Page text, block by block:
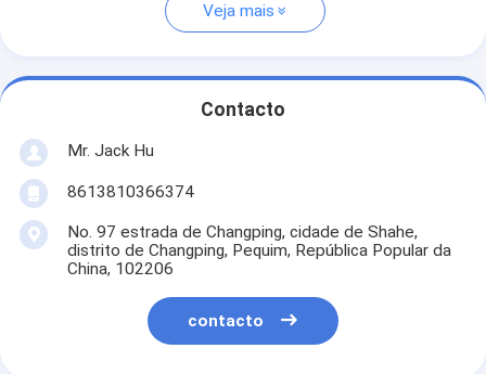
Veja mais
Contacto
Mr. Jack Hu
8613810366374
No. 97 estrada de Changping, cidade de Shahe,
distrito de Changping, Pequim, República Popular da
China, 102206
contacto